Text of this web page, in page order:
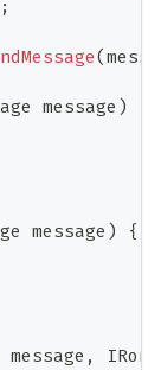
;
(
message )
message )
{
message ,